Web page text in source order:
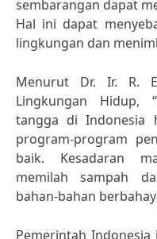
sembarangan dapat
Hal ini dapat
lingkungan dan
Menurut Dr. Ir. R.
Lingkungan Hidup,
tangga di Indonesia
program-program
baik. Kesadaran
memilah sampah
bahan-bahan
Pemerintah